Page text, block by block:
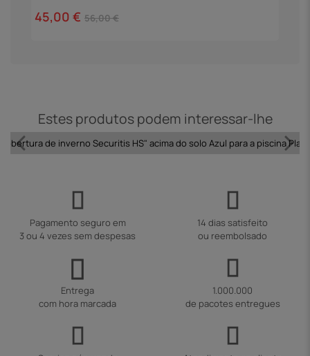
45,00 € 56,00 €
Estes produtos podem interessar-lhe
Cobertura de inverno Securitis HS" acima do solo Azul para a piscina
Pagamento seguro em
3 ou 4 vezes sem despesas
14 dias satisfeito
ou reembolsado
Entrega
com hora marcada
1.000.000
de pacotes entregues